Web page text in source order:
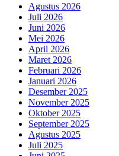
Agustus 2026
Juli 2026
Juni 2026
Mei 2026
April 2026
Maret 2026
Februari 2026
Januari 2026
Desember 2025
November 2025
Oktober 2025
September 2025
Agustus 2025
Juli 2025